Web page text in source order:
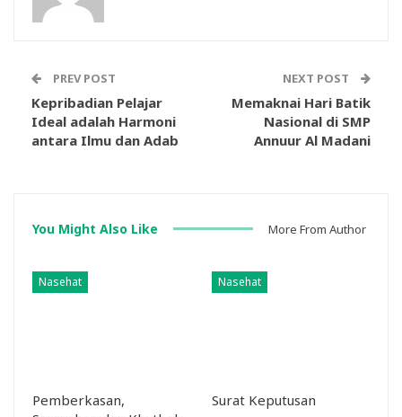
PREV POST
Kepribadian Pelajar
Ideal adalah Harmoni
antara Ilmu dan Adab
NEXT POST
Memaknai Hari Batik
Nasional di SMP
Annuur Al Madani
You Might Also Like More From Author
Nasehat
Pemberkasan,
Nasehat
Surat Keputusan